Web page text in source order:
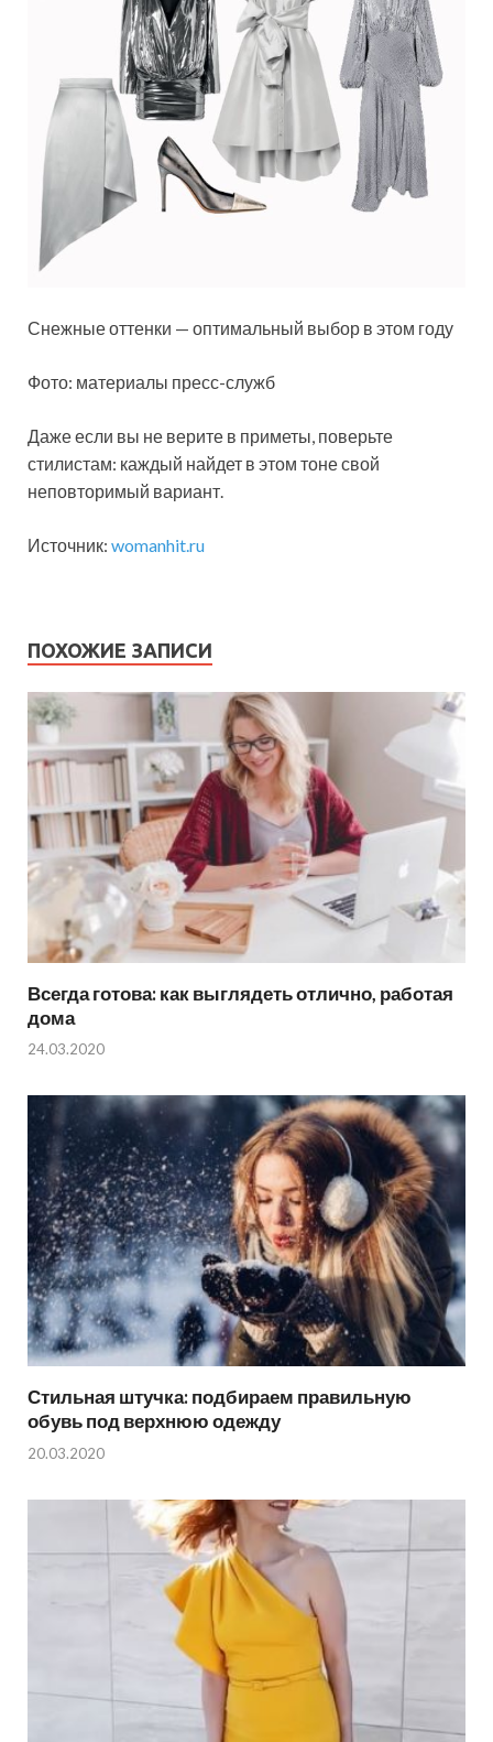
Снежные оттенки — оптимальный выбор в этом году
Фото: материалы пресс-служб
Даже если вы не верите в приметы, поверьте
стилистам: каждый найдет в этом тоне свой
неповторимый вариант.
Источник: womanhit.ru
ПОХОЖИЕ ЗАПИСИ
Всегда готова: как выглядеть отлично, работая
дома
24.03.2020
Стильная штучка: подбираем правильную
обувь под верхнюю одежду
20.03.2020